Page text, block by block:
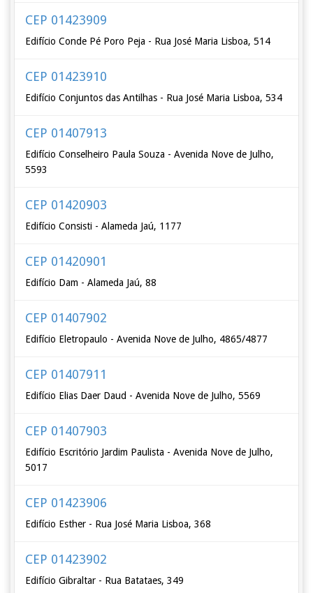
CEP 01423909
Edifício Conde Pé Poro Peja - Rua José Maria Lisboa, 514
CEP 01423910
Edifício Conjuntos das Antilhas - Rua José Maria Lisboa, 534
CEP 01407913
Edifício Conselheiro Paula Souza - Avenida Nove de Julho,
5593
CEP 01420903
Edifício Consisti - Alameda Jaú, 1177
CEP 01420901
Edifício Dam - Alameda Jaú, 88
CEP 01407902
Edifício Eletropaulo - Avenida Nove de Julho, 4865/4877
CEP 01407911
Edifício Elias Daer Daud - Avenida Nove de Julho, 5569
CEP 01407903
Edifício Escritório Jardim Paulista - Avenida Nove de Julho,
5017
CEP 01423906
Edifício Esther - Rua José Maria Lisboa, 368
CEP 01423902
Edifício Gibraltar - Rua Batataes, 349